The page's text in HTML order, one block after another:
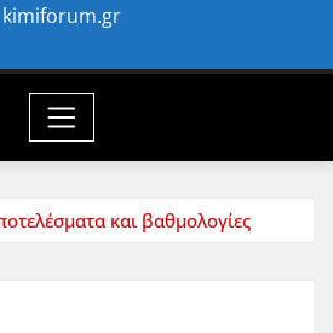
kimiforum.gr
και βαθμολογίες